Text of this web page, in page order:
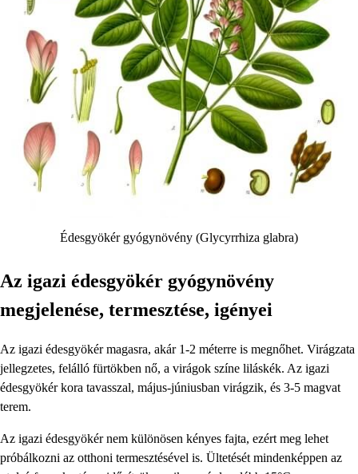
Édesgyökér gyógynövény (Glycyrrhiza glabra)
Az igazi édesgyökér gyógynövény
megjelenése, termesztése, igényei
Az igazi édesgyökér magasra, akár 1-2 méterre is megnőhet. Virágzata
jellegzetes, felálló fürtökben nő, a virágok színe liláskék. Az igazi
édesgyökér kora tavasszal, május-júniusban virágzik, és 3-5 magvat
terem.
Az igazi édesgyökér nem különösen kényes fajta, ezért meg lehet
próbálkozni az otthoni termesztésével is. Ültetését mindenképpen az